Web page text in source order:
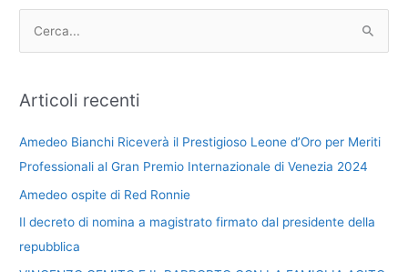
c
:
Articoli recenti
Amedeo Bianchi Riceverà il Prestigioso Leone d’Oro per Meriti
Professionali al Gran Premio Internazionale di Venezia 2024
Amedeo ospite di Red Ronnie
Il decreto di nomina a magistrato firmato dal presidente della
repubblica